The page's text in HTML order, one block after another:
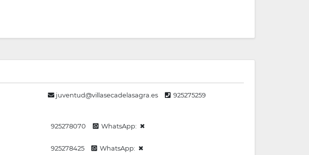
juventud@villasecadelasagra.es
925275259
925278070 WhatsApp: ✖
925278425 WhatsApp: ✖